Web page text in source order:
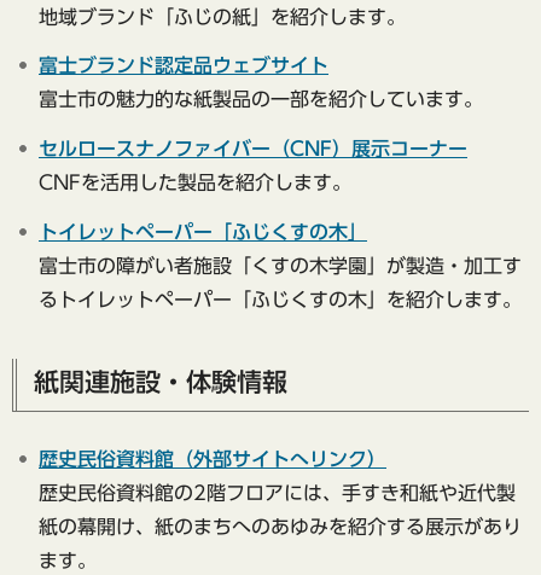
地域ブランド「ふじの紙」を紹介します。
富士ブランド認定品ウェブサイト
富士市の魅力的な紙製品の一部を紹介しています。
セルロースナノファイバー（CNF）展示コーナー
CNFを活用した製品を紹介します。
トイレットペーパー「ふじくすの木」
富士市の障がい者施設「くすの木学園」が製造・加工す
るトイレットペーパー「ふじくすの木」を紹介します。
紙関連施設・体験情報
歴史民俗資料館（外部サイトへリンク）
歴史民俗資料館の2階フロアには、手すき和紙や近代製
紙の幕開け、紙のまちへのあゆみを紹介する展示があり
ます。